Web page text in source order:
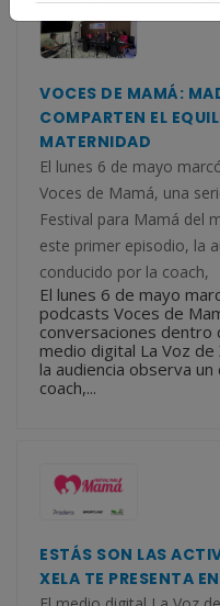
VOCES DE MAMÁ:
COMPARTEN EL
MATERNIDAD
El lunes 6 de mayo
Voces de Mamá, una
Festival para Mamá del
este primer episodio, la
conducido por la coach,
El lunes 6 de mayo
podcasts Voces de
conversaciones dentro
medio digital La Voz
la audiencia observa
coach,...
ESTÁS SON LAS
XELA TE PRESENTA